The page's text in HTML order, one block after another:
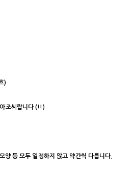
)
조씨랍니다 (!!)
양 등 모두 일정하지 않고 약간씩 다릅니다.